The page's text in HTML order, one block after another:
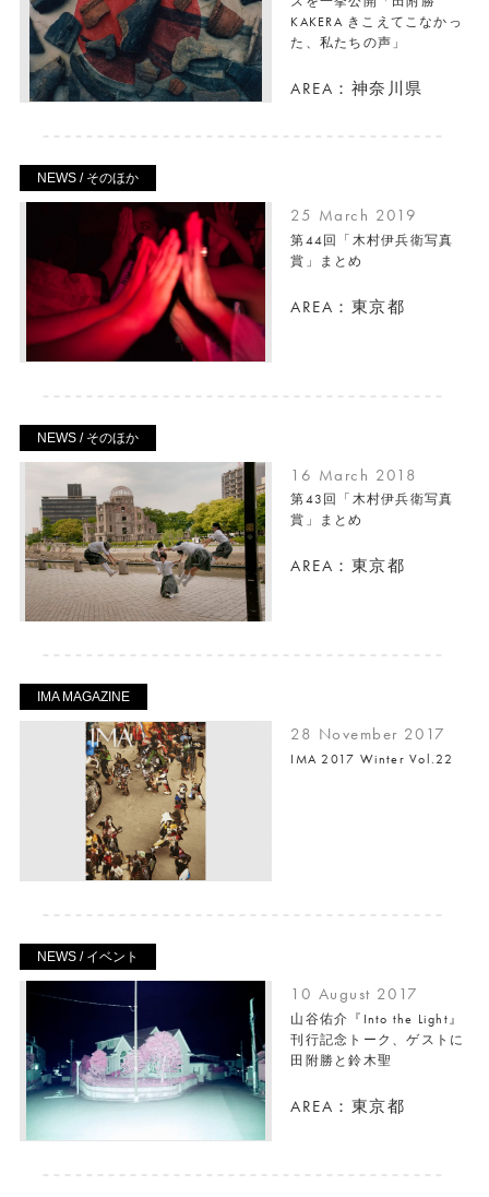
KAKERA きこえてこなかっ
た、私たちの声」
AREA：神奈川県
NEWS / そのほか
25 March 2019
第44回「木村伊兵衛写真
賞」まとめ
AREA：東京都
NEWS / そのほか
16 March 2018
第43回「木村伊兵衛写真
賞」まとめ
AREA：東京都
IMA MAGAZINE
28 November 2017
IMA 2017 Winter Vol.22
NEWS / イベント
10 August 2017
山谷佑介『Into the Light』
刊行記念トーク、ゲストに
田附勝と鈴木聖
AREA：東京都